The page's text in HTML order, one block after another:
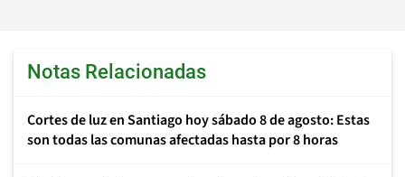
Notas Relacionadas
Cortes de luz en Santiago hoy sábado 8 de agosto: Estas
son todas las comunas afectadas hasta por 8 horas